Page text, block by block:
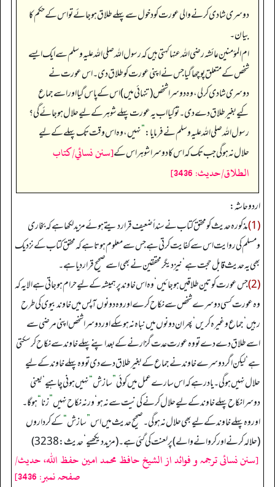
دوسری شادی کرنے والی عورت کو دخول سے پہلے طلاق ہو جائے تو اس کے حکم کا
بیان۔
ام المؤمنین عائشہ رضی الله عنہا کہتی ہیں کہ رسول اللہ صلی اللہ علیہ وسلم سے ایک ایسے
شخص کے متعلق پوچھا گیا جس نے اپنی عورت کو طلاق دی۔ اس عورت نے
دوسری شادی کر لی، وہ دوسرا شخص (تنہائی میں) اس کے پاس گیا اور اسے جماع
کیے بغیر طلاق دے دی۔ تو کیا اب یہ عورت پہلے شوہر کے لیے حلال ہو جائے گی؟
رسول اللہ صلی اللہ علیہ وسلم نے فرمایا:”نہیں، وہ اس وقت تک پہلے کے لیے
حلال نہ ہو گی جب تک کہ اس کا دوسرا شوہر اس کے[سنن نسائي/كتاب
الطلاق/حدیث: 3436]
اردو حاشہ:
(1) مذکورہ حدیث کو محقق کتاب نے سنداً ضعیف قراردیتے ہوئے مزید لکھا ہے کہ بخاری
ومسلم کی روایت اس سے کفایت کرتی ہے جس سے معلوم ہوتا ہے کہ محقق کتاب کے نزدیک
بھی یہ حدیث قابل حجت ہے‘ نیز دیگر محققین نے بھی اسے صحیح قراردیا ہے۔
(2) جس عورت کو تین طلاقیں ہوجائیں‘ وہ اس خاوند پر ہمیشہ کے لیے حرام ہوجاتی ہے الا یہ کہ
وہ عورت کسی دوسرے شخص سے نکاح کرے اور وہ دونوں آپس میں خاوند بیوی کی طرح
رہیں‘ جماع وغیرہ کریں‘ پھر ان دونوں میں نباہ نہ ہوسکے اور دوسرا شخص اپنی مرضی سے
اسے طلاق دے دے تو وہ عورت عدت گزارنے کے بعد اپنے پہلے خاوند سے نکاح کرسکتی
ہے‘ لیکن اگر دوسرے خاوند نے جماع کے بغیر طلاق دے دی تو وہ پہلے خاوند کے لیے
حلال نہیں ہوگی۔ یاد رہے کہ اس سارے عمل میں کوئی”سازش“نہیں ہونی چاہیے‘ یعنی
دوسرا نکاح پہلے خاوند کے لیے حلال کرنے کی نیت سے نہ ہو‘ ورنہ نکاح نہیں”زنا“ہوگا۔
اور وہ پہلے خاوند کے لیے بھی حلال نہ ہوگی۔ صحیح حدیث میں اس”سازش“کے کرداروں
(حلالہ کرنے اور کروانے والے) پر لعنت کی گئی ہے۔ (مزید دیکھیے‘ حدیث:3238)
[سنن نسائی ترجمہ و فوائد از الشیخ حافظ محمد امین حفظ اللہ، حدیث/
صفحہ نمبر: 3436]